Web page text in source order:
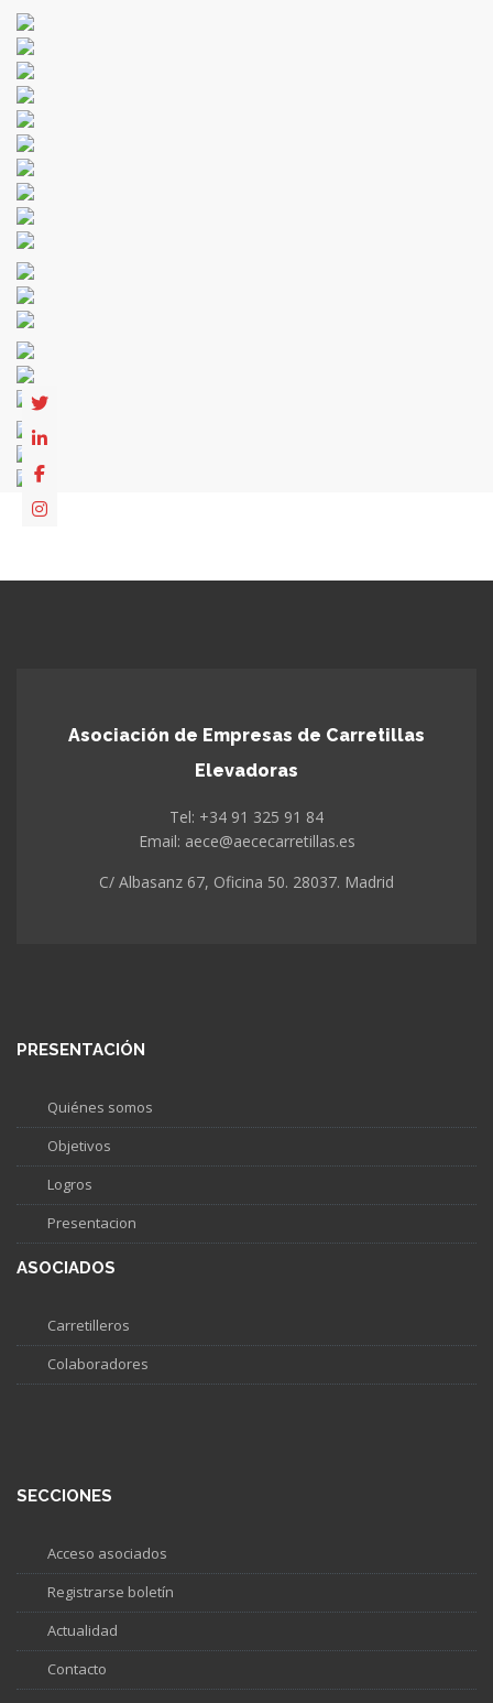
Asociación de Empresas de Carretillas
Elevadoras
Tel: +34 91 325 91 84
Email: aece@aececarretillas.es
C/ Albasanz 67, Oficina 50. 28037. Madrid
PRESENTACIÓN
Quiénes somos
Objetivos
Logros
Presentacion
ASOCIADOS
Carretilleros
Colaboradores
SECCIONES
Acceso asociados
Registrarse boletín
Actualidad
Contacto